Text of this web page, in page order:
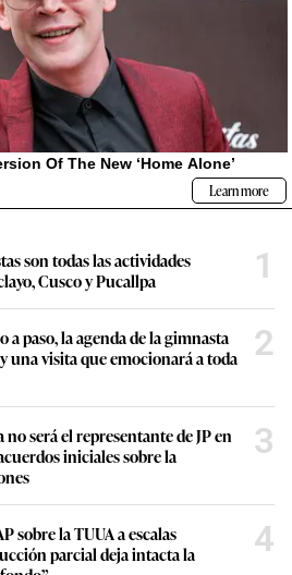
son todas las actividades
Cusco y Pucallpa
1
a paso, la agenda de la gimnasta
una visita que emocionará a toda
2
será el representante de JP en
iniciales sobre la
3
sobre la TUUA a escalas
parcial deja intacta la
4